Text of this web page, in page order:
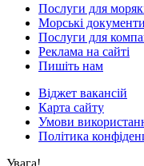
Послуги для
Морські документи
Послуги для
Реклама на сайті
Пишіть нам
Віджет вакансій
Карта сайту
Умови
Політика
Увага!